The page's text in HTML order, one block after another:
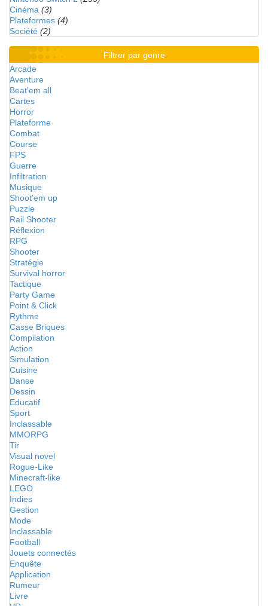
Cinéma (3)
Plateformes (4)
Société (2)
Filtrer par genre
Arcade
Aventure
Beat'em all
Cartes
Horror
Plateforme
Combat
Course
FPS
Guerre
Infiltration
Musique
Shoot'em up
Puzzle
Rail Shooter
Réflexion
RPG
Shooter
Stratégie
Survival horror
Tactique
Party Game
Point & Click
Rythme
Casse Briques
Compilation
Action
Simulation
Cuisine
Danse
Dessin
Educatif
Sport
Inclassable
MMORPG
Tir
Visual novel
Rogue-Like
Minecraft-like
LEGO
Indies
Gestion
Mode
Inclassable
Football
Jouets connectés
Enquête
Application
Rumeur
Livre